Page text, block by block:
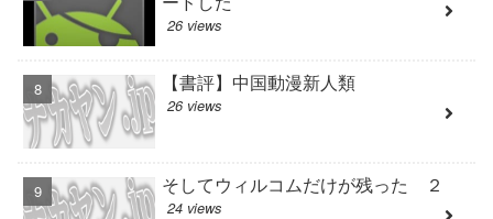
26 views
【書評】中国動漫新人類
26 views
そしてウィルコムだけが残った ２
24 views